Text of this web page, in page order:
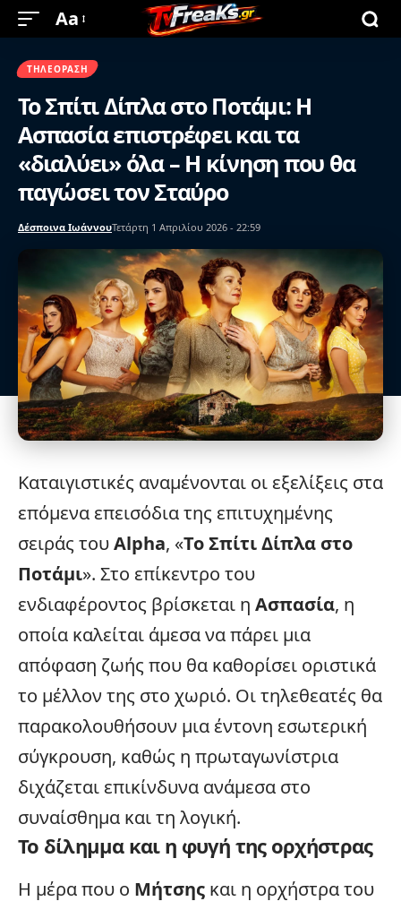
Aa
ΤΗΛΕΌΡΑΣΗ
Το Σπίτι Δίπλα στο Ποτάμι: Η
Ασπασία επιστρέφει και τα
«διαλύει» όλα – Η κίνηση που θα
παγώσει τον Σταύρο
Δέσποινα ΙωάννουΤετάρτη 1 Απριλίου 2026 - 22:59
Καταιγιστικές αναμένονται οι εξελίξεις στα
επόμενα επεισόδια της επιτυχημένης
σειράς τουAlpha, «Το Σπίτι Δίπλα στο
Ποτάμι». Στο επίκεντρο του
ενδιαφέροντος βρίσκεται η Ασπασία, η
οποία καλείται άμεσα να πάρει μια
απόφαση ζωής που θα καθορίσει οριστικά
το μέλλον της στο χωριό. Οι τηλεθεατές θα
παρακολουθήσουν μια έντονη εσωτερική
σύγκρουση, καθώς η πρωταγωνίστρια
διχάζεται επικίνδυνα ανάμεσα στο
συναίσθημα και τη λογική.
Το δίλημμα και η φυγή της ορχήστρας
Η μέρα που ο Μήτσης και η ορχήστρα του